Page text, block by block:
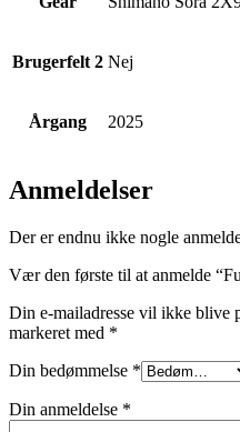
Brugerfelt 2 Nej
Årgang 2025
Anmeldelser
Der er endnu ikke nogle
Vær den første til at anmelde
Din e-mailadresse vil ikke blive
markeret med *
Din bedømmelse *
Din anmeldelse *